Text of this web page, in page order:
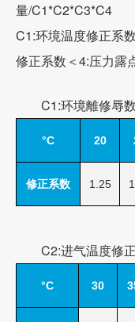
量/C1*C2*C3*C4
C1:环境温度修正系
修正系数＜4:压力露
C1:环境離修辱数
°C 20
修正系数 1.25
C2:进气温度修
°C 30